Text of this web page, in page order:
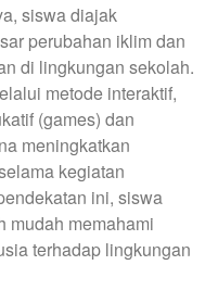
siswa diajak
perubahan iklim dan
di lingkungan sekolah.
metode interaktif,
(games) dan
meningkatkan
kegiatan
ini, siswa
mudah memahami
terhadap lingkungan